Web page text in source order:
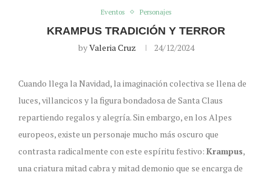
Eventos Personajes
KRAMPUS TRADICIÓN Y TERROR
byValeria Cruz 24/12/2024
Cuando llega la Navidad, la imaginación colectiva se llena de
luces, villancicos y la figura bondadosa de Santa Claus
repartiendo regalos y alegría. Sin embargo, en los Alpes
europeos, existe un personaje mucho más oscuro que
contrasta radicalmente con este espíritu festivo: Krampus,
una criatura mitad cabra y mitad demonio que se encarga de